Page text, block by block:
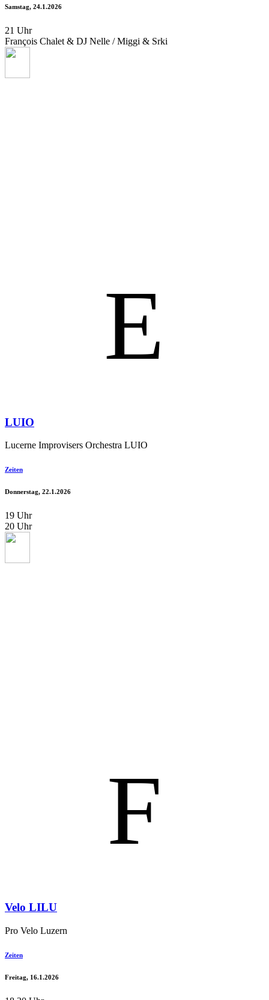
Samstag, 24.1.2026
21 Uhr
François Chalet & DJ Nelle / Miggi & Srki
E
LUIO
Lucerne Improvisers Orchestra LUIO
Zeiten
Donnerstag, 22.1.2026
19 Uhr
20 Uhr
F
Velo LILU
Pro Velo Luzern
Zeiten
Freitag, 16.1.2026